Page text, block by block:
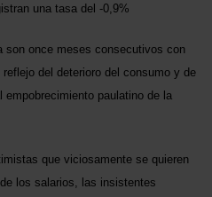
una tasa del -0,9%
son once meses consecutivos con
del deterioro del consumo y de
paulatino de la
que viciosamente se quieren
los salarios, las insistentes